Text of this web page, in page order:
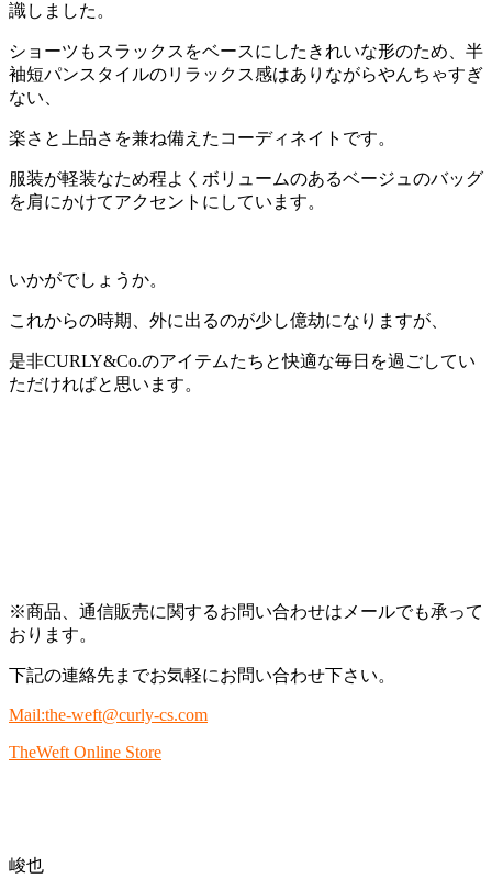
識しました。
ショーツもスラックスをベースにしたきれいな形のため、半
袖短パンスタイルのリラックス感はありながらやんちゃすぎ
ない、
楽さと上品さを兼ね備えたコーディネイトです。
服装が軽装なため程よくボリュームのあるベージュのバッグ
を肩にかけてアクセントにしています。
いかがでしょうか。
これからの時期、外に出るのが少し億劫になりますが、
是非CURLY&Co.のアイテムたちと快適な毎日を過ごしてい
ただければと思います。
※商品、通信販売に関するお問い合わせはメールでも承って
おります。
下記の連絡先までお気軽にお問い合わせ下さい。
Mail:the-weft@curly-cs.com
TheWeft Online Store
峻也